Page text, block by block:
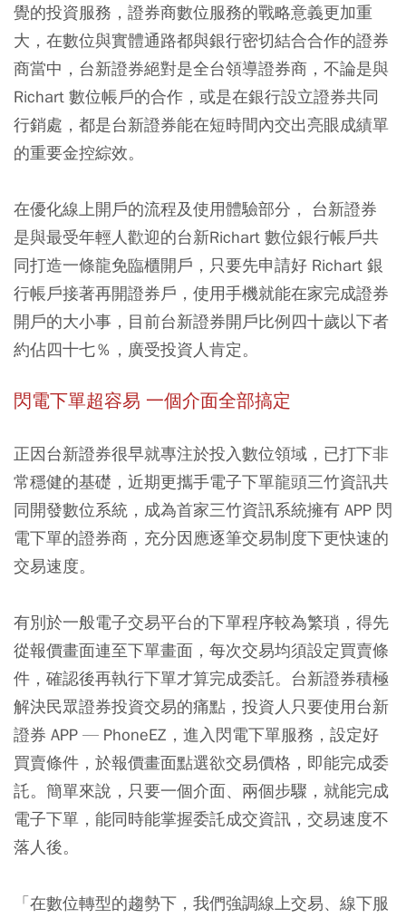
覺的投資服務，證券商數位服務的戰略意義更加重
大，在數位與實體通路都與銀行密切結合合作的證券
商當中，台新證券絕對是全台領導證券商，不論是與
Richart 數位帳戶的合作，或是在銀行設立證券共同
行銷處，都是台新證券能在短時間內交出亮眼成績單
的重要金控綜效。
在優化線上開戶的流程及使用體驗部分， 台新證券
是與最受年輕人歡迎的台新Richart 數位銀行帳戶共
同打造一條龍免臨櫃開戶，只要先申請好 Richart 銀
行帳戶接著再開證券戶，使用手機就能在家完成證券
開戶的大小事，目前台新證券開戶比例四十歲以下者
約佔四十七％，廣受投資人肯定。
閃電下單超容易 一個介面全部搞定
正因台新證券很早就專注於投入數位領域，已打下非
常穩健的基礎，近期更攜手電子下單龍頭三竹資訊共
同開發數位系統，成為首家三竹資訊系統擁有 APP 閃
電下單的證券商，充分因應逐筆交易制度下更快速的
交易速度。
有別於一般電子交易平台的下單程序較為繁瑣，得先
從報價畫面連至下單畫面，每次交易均須設定買賣條
件，確認後再執行下單才算完成委託。台新證券積極
解決民眾證券投資交易的痛點，投資人只要使用台新
證券 APP — PhoneEZ，進入閃電下單服務，設定好
買賣條件，於報價畫面點選欲交易價格，即能完成委
託。簡單來說，只要一個介面、兩個步驟，就能完成
電子下單，能同時能掌握委託成交資訊，交易速度不
落人後。
「在數位轉型的趨勢下，我們強調線上交易、線下服